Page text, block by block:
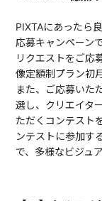
PIXTAにあったら
応募キャンペーンで
リクエストをご応
像定額制プラン初
また、ご応募いた
選し、クリエイタ
ただくコンテスト
ンテストに参加す
で、多様なビジュ